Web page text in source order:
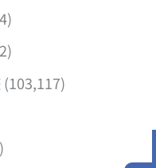
(103,117)